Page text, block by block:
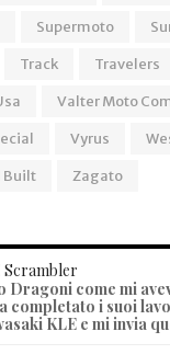
Supermoto
Track Travelers
Valter Moto
Vyrus
Built Zagato
Scrambler
Dragoni come mi
completato i suoi
KLE e mi invia